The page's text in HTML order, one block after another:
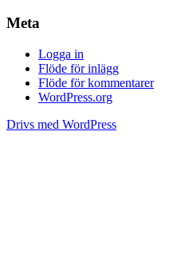
Meta
Logga in
Flöde för inlägg
Flöde för kommentarer
WordPress.org
Drivs med WordPress